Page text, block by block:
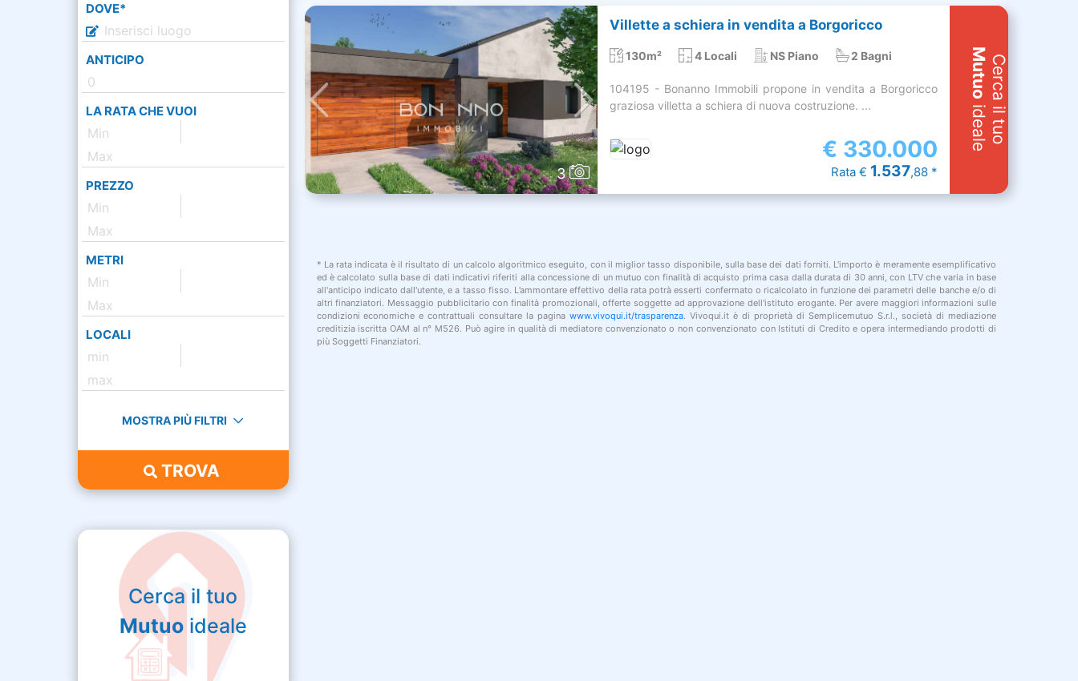
DOVE*
ANTICIPO
LA RATA CHE VUOI
PREZZO
METRI
LOCALI
MOSTRA PIÙ FILTRI
TROVA
Cerca il tuo
Mutuoideale
3
Villette a schiera in vendita a Borgoricco
130m² 4 Locali NS Piano 2 Bagni
104195 - Bonanno Immobili propone in vendita a Borgoricco
graziosa villetta a schiera di nuova costruzione. ...
€ 330.000
Rata € 1.537,88 *
Cerca il tuo
Mutuo
ideale
* La rata indicata è il risultato di un calcolo algoritmico eseguito, con il miglior tasso disponibile, sulla base dei dati forniti. L'importo è meramente esemplificativo
ed è calcolato sulla base di dati indicativi riferiti alla concessione di un mutuo con finalità di acquisto prima casa dalla durata di 30 anni, con LTV che varia in base
all'anticipo indicato dall'utente, e a tasso fisso. L’ammontare effettivo della rata potrà esserti confermato o ricalcolato in funzione dei parametri delle banche e/o di
altri finanziatori. Messaggio pubblicitario con finalità promozionali, offerte soggette ad approvazione dell'istituto erogante. Per avere maggiori informazioni sulle
condizioni economiche e contrattuali consultare la paginawww.vivoqui.it/trasparenza. Vivoqui.it è di proprietà di Semplicemutuo S.r.l., società di mediazione
creditizia iscritta OAM al n° M526. Può agire in qualità di mediatore convenzionato o non convenzionato con Istituti di Credito e opera intermediando prodotti di
più Soggetti Finanziatori.